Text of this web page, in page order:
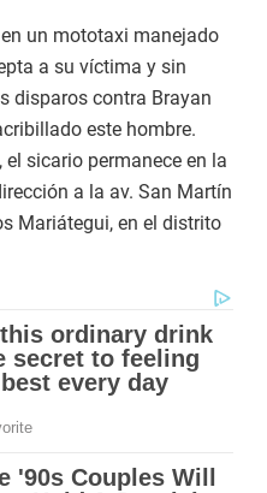
un mototaxi manejado
a su víctima y sin
disparos contra Brayan
este hombre.
sicario permanece en la
a la av. San Martín
Mariátegui, en el distrito